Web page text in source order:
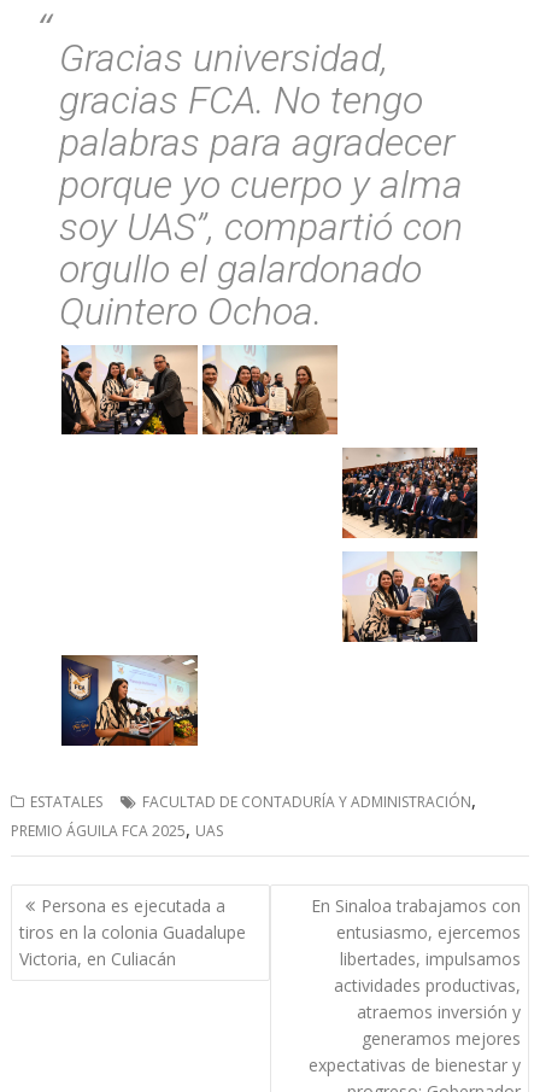
Gracias universidad,
gracias FCA. No tengo
palabras para agradecer
porque yo cuerpo y alma
soy UAS”, compartió con
orgullo el galardonado
Quintero Ochoa.
ESTATALES FACULTAD DE CONTADURÍA Y ADMINISTRACIÓN,
PREMIO ÁGUILA FCA 2025, UAS
Navegación
de
entradas
Persona es ejecutada a
tiros en la colonia Guadalupe
Victoria, en Culiacán
En Sinaloa trabajamos con
entusiasmo, ejercemos
libertades, impulsamos
actividades productivas,
atraemos inversión y
generamos mejores
expectativas de bienestar y